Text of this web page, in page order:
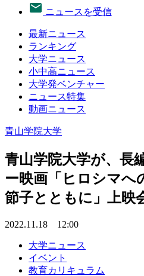
ニュースを受信
最新ニュース
ランキング
大学ニュース
小中高ニュース
大学発ベンチャー
ニュース特集
動画ニュース
青山学院大学
青山学院大学が、長
ー映画「ヒロシマへ
節子とともに」上映
2022.11.18 12:00
大学ニュース
イベント
教育カリキュラム